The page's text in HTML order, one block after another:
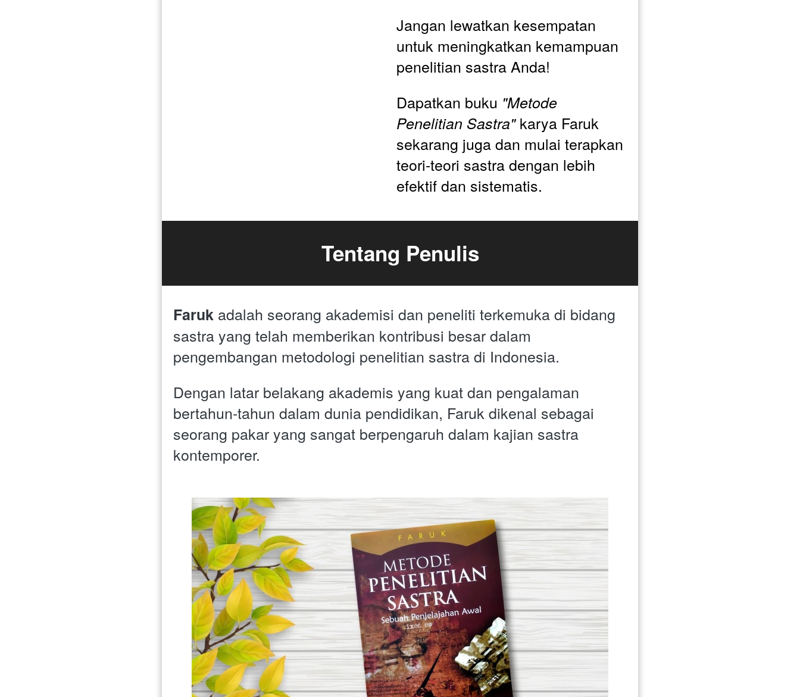
Jangan lewatkan kesempatan
untuk meningkatkan kemampuan
penelitian sastra Anda!
Dapatkan buku "Metode
Penelitian Sastra" karya Faruk
sekarang juga dan mulai terapkan
teori-teori sastra dengan lebih
efektif dan sistematis.
Tentang Penulis
Faruk adalah seorang akademisi dan peneliti terkemuka di bidang
sastra yang telah memberikan kontribusi besar dalam
pengembangan metodologi penelitian sastra di Indonesia.
Dengan latar belakang akademis yang kuat dan pengalaman
bertahun-tahun dalam dunia pendidikan, Faruk dikenal sebagai
seorang pakar yang sangat berpengaruh dalam kajian sastra
kontemporer.